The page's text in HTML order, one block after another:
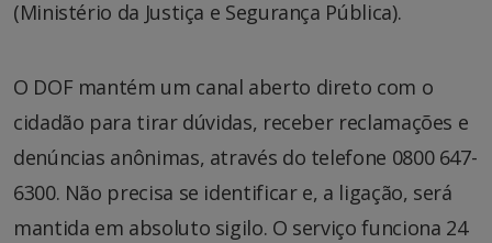
(Ministério da Justiça e Segurança Pública).
O DOF mantém um canal aberto direto com o
cidadão para tirar dúvidas, receber reclamações e
denúncias anônimas, através do telefone 0800 647-
6300. Não precisa se identificar e, a ligação, será
mantida em absoluto sigilo. O serviço funciona 24